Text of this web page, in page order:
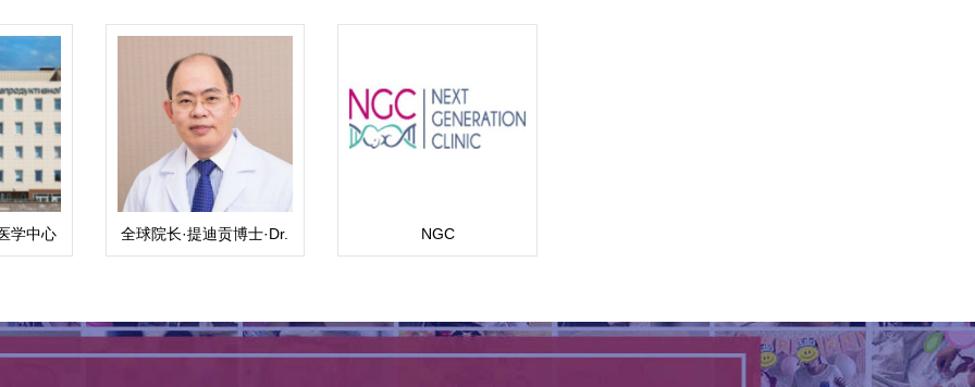
学中心
全球院长·提迪贡博士·Dr.
Thitikorn wanichkul M.D
NGC